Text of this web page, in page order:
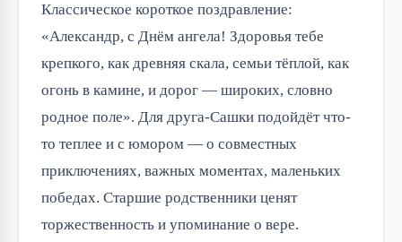
Классическое короткое поздравление:
«Александр, с Днём ангела! Здоровья тебе
крепкого, как древняя скала, семьи тёплой, как
огонь в камине, и дорог — широких, словно
родное поле». Для друга-Сашки подойдёт что-
то теплее и с юмором — о совместных
приключениях, важных моментах, маленьких
победах. Старшие родственники ценят
торжественность и упоминание о вере.